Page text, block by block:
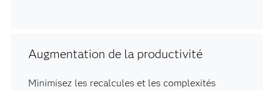
Augmentation de la productivité
Minimisez les recalcules et les complexités